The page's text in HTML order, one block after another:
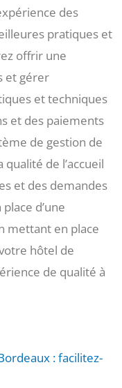
des
pratiques et
offrir une
et gérer
et techniques
et des paiements
de gestion de
qualité de l’accueil
et des demandes
d’une
mettant en place
hôtel de
de qualité à
: facilitez-